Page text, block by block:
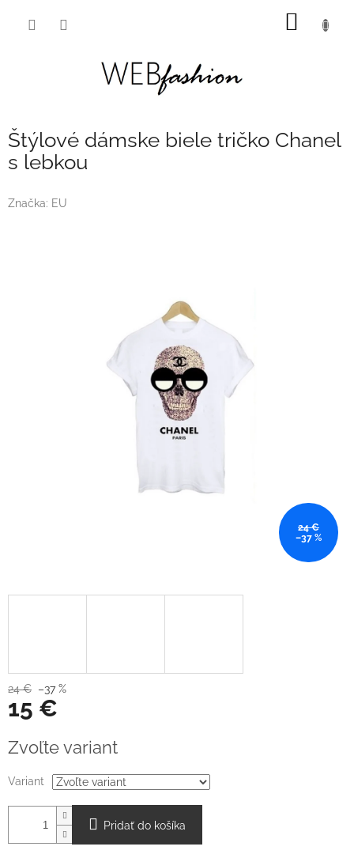
Štýlové dámske biele tričko Chanel
s lebkou
Značka: EU
24 €
–37 %
24 € –37 %
15 €
cena:
Zvoľte variant
Variant
Pridať do košíka